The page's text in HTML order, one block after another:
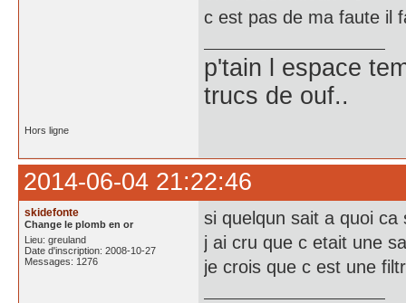
c est pas de ma faute il
p'tain l espace
trucs de ouf..
Hors ligne
2014-06-04 21:22:46
skidefonte
Change le plomb en or
Lieu: greuland
Date d'inscription: 2008-10-27
Messages: 1276
si quelqun sait a quoi ca
j ai cru que c etait une
je crois que c est une